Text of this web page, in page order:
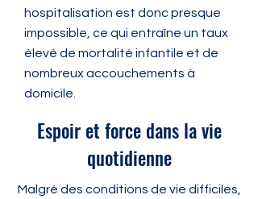
hospitalisation est donc presque
impossible, ce qui entraîne un taux
élevé de mortalité infantile et de
nombreux accouchements à
domicile.
l’importance cruciale des premiers
secours pour la population rurale
santé de Lukunga.
Espoir et force dans la vie
quotidienne
Malgré des conditions de vie difficiles,